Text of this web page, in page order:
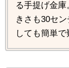
る手提げ金
きさも30セ
しても簡単で